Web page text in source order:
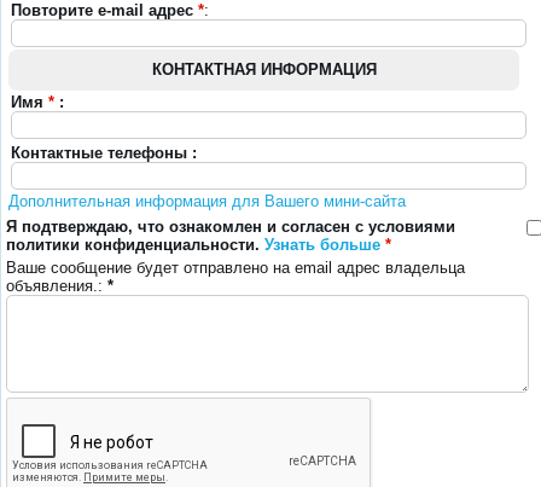
Повторите e-mail адрес *:
КОНТАКТНАЯ ИНФОРМАЦИЯ
Имя * :
Контактные телефоны :
Дополнительная информация для Вашего мини-сайта
Я подтверждаю, что ознакомлен и согласен с условиями
политики конфиденциальности. Узнать больше *
Ваше сообщение будет отправлено на email адрес владельца
объявления.: *